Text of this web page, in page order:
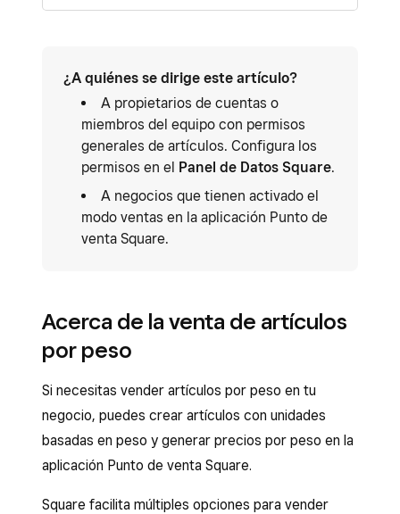
¿A quiénes se dirige este artículo?
A propietarios de cuentas o
miembros del equipo con permisos
generales de artículos. Configura los
permisos en el Panel de Datos Square.
A negocios que tienen activado el
modo ventas en la aplicación Punto de
venta Square.
Acerca de la venta de artículos
por peso
Si necesitas vender artículos por peso en tu
negocio, puedes crear artículos con unidades
basadas en peso y generar precios por peso en la
aplicación Punto de venta Square.
Square facilita múltiples opciones para vender